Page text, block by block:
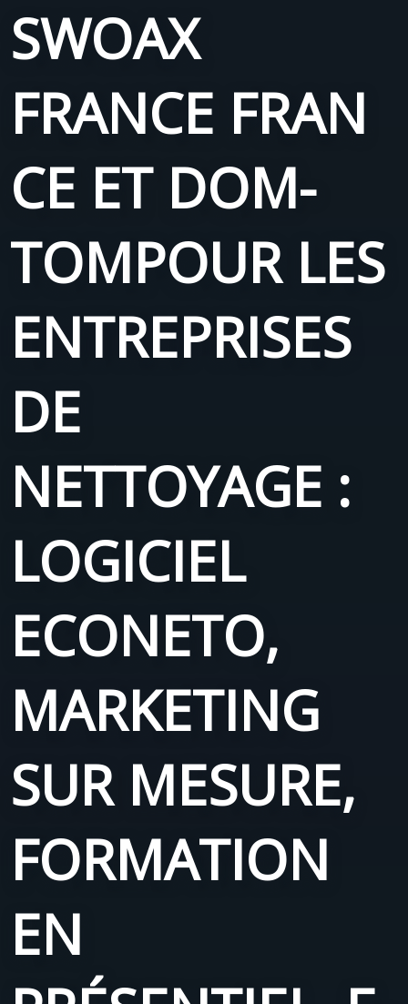
SWOAX
FRANCE FRAN
CE ET DOM-
TOMPOUR LES
ENTREPRISES
DE
NETTOYAGE :
LOGICIEL
ECONETO,
MARKETING
SUR MESURE,
FORMATION
EN